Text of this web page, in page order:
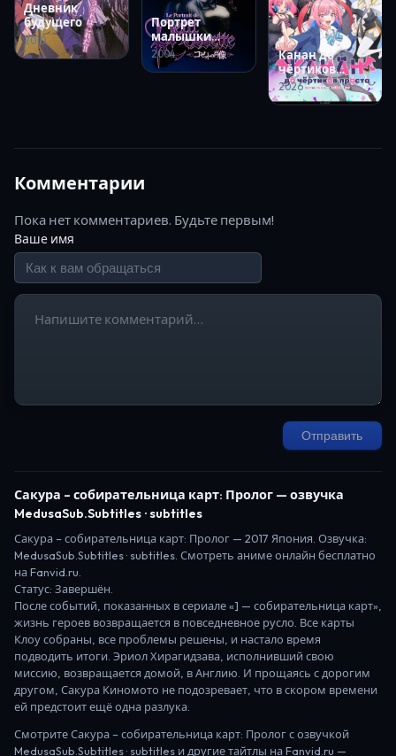
Дневник
будущего
2010
Портрет
малышки
Козетты
2004
Канан до
чёртиков
проста
2026
Комментарии
Пока нет комментариев. Будьте первым!
Ваше имя
Отправить
Сакура – собирательница карт: Пролог — озвучка
MedusaSub.Subtitles · subtitles
Сакура – собирательница карт: Пролог— 2017 Япония . Озвучка:
MedusaSub.Subtitles · subtitles. Смотреть аниме онлайн бесплатно
на Fanvid.ru.
Статус: Завершён
После событий, показанных в сериале «] — собирательница карт»,
жизнь героев возвращается в повседневное русло. Все карты
Клоу собраны, все проблемы решены, и настало время
подводить итоги. Эриол Хирагидзава, исполнивший свою
миссию, возвращается домой, в Англию. И прощаясь с дорогим
другом, Сакура Киномото не подозревает, что в скором времени
ей предстоит ещё одна разлука.
СмотритеСакура – собирательница карт: Прологс озвучкой
MedusaSub.Subtitles · subtitles и другие тайтлы на Fanvid.ru —